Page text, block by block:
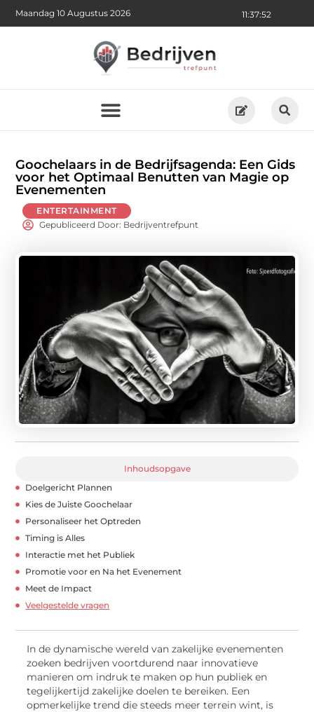
11:37:52
Maandag 10 Augustus 2026
Goochelaars in de Bedrijfsagenda: Een Gids
voor het Optimaal Benutten van Magie op
Evenementen
ENTERTAINMENT
Gepubliceerd Door: Bedrijventrefpunt
Inhoudsopgave
Doelgericht Plannen
Kies de Juiste Goochelaar
Personaliseer het Optreden
Timing is Alles
Interactie met het Publiek
Promotie voor en Na het Evenement
Meet de Impact
Veelgestelde vragen
In de dynamische wereld van zakelijke evenementen
zoeken bedrijven voortdurend naar innovatieve
manieren om indruk te maken op hun publiek en
tegelijkertijd zakelijke doelen te bereiken. Een
opmerkelijke trend die steeds meer terrein wint, is